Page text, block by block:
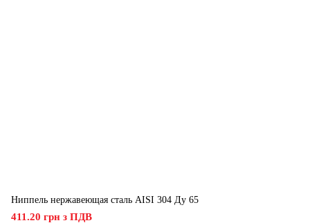
Ниппель нержавеющая сталь AISI 304 Ду 65
411.20 грн з ПДВ